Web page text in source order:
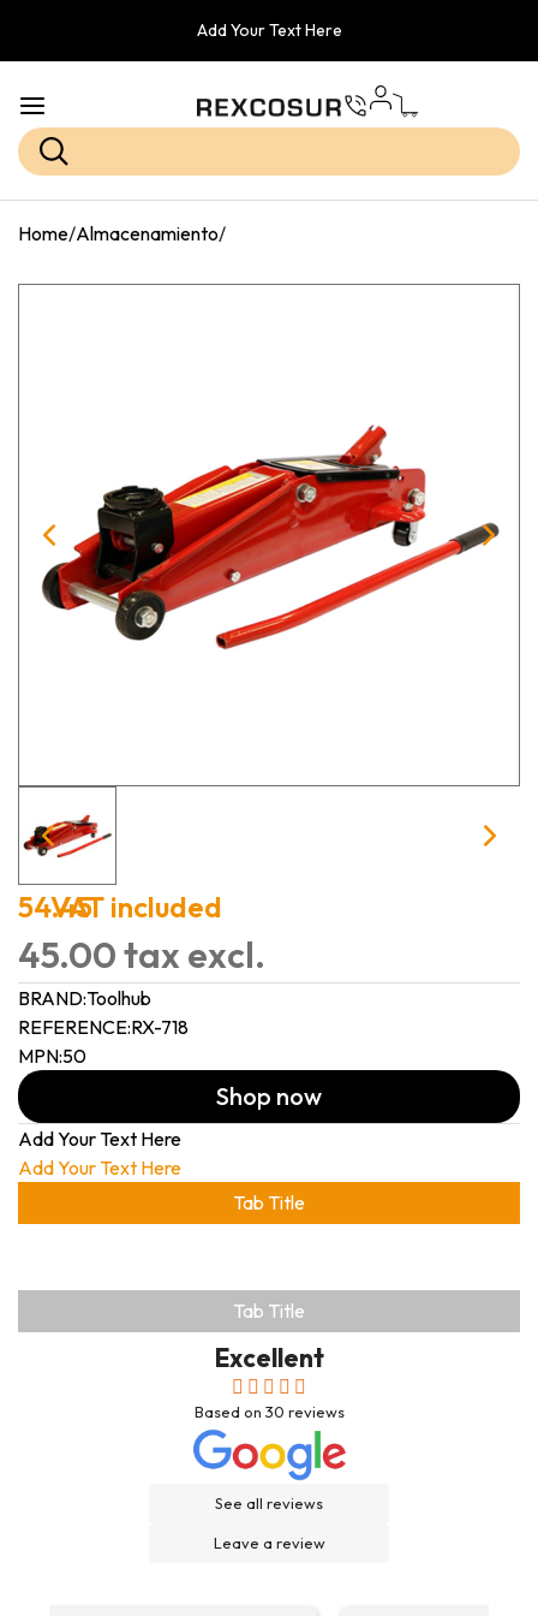
Add Your Text Here
Home/Almacenamiento/
54.45
VAT included
45.00 tax excl.
BRAND:Toolhub
REFERENCE:RX-718
MPN:50
Shop now
Add Your Text Here
Add Your Text Here
Tab Title
Tab Title
Excellent
Based on 30 reviews
See all reviews
Leave a review